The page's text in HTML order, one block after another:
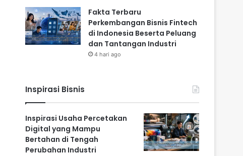
Fakta Terbaru
Perkembangan Bisnis Fintech
di Indonesia Beserta Peluang
dan Tantangan Industri
4 hari ago
Inspirasi Bisnis
Inspirasi Usaha Percetakan
Digital yang Mampu
Bertahan di Tengah
Perubahan Industri